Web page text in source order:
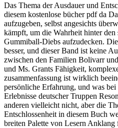
Das Thema der Ausdauer und
diesem kostenlose bücher pdf da
aufzugeben, selbst angesichts
kämpft, um die Wahrheit hinter den
Gummiball-Diebs aufzudecken.
besser, und dieser Band ist keine
zwischen den Familien Bolivarr
und Ms. Grants Fähigkeit,
zusammenfassung ist wirklich
persönliche Erfahrung, und was
Erlebnisse deutscher Truppen
anderen vielleicht nicht, aber die
Entschlossenheit in diesem Buch
breiten Palette von Lesern Anklang